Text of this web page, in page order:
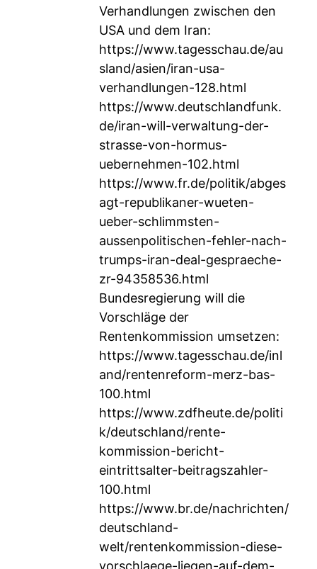
Verhandlungen zwischen den
USA und dem Iran:
https://www.tagesschau.de/au
sland/asien/iran-usa-
verhandlungen-128.html
https://www.deutschlandfunk.
de/iran-will-verwaltung-der-
strasse-von-hormus-
uebernehmen-102.html
https://www.fr.de/politik/abges
agt-republikaner-wueten-
ueber-schlimmsten-
aussenpolitischen-fehler-nach-
trumps-iran-deal-gespraeche-
zr-94358536.html
Bundesregierung will die
Vorschläge der
Rentenkommission umsetzen:
https://www.tagesschau.de/inl
and/rentenreform-merz-bas-
100.html
https://www.zdfheute.de/politi
k/deutschland/rente-
kommission-bericht-
eintrittsalter-beitragszahler-
100.html
https://www.br.de/nachrichten/
deutschland-
welt/rentenkommission-diese-
vorschlaege-liegen-auf-dem-